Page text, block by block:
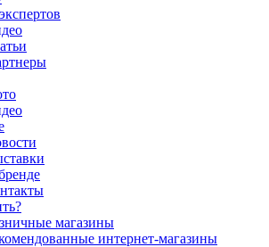
магазины
интернет-магазины